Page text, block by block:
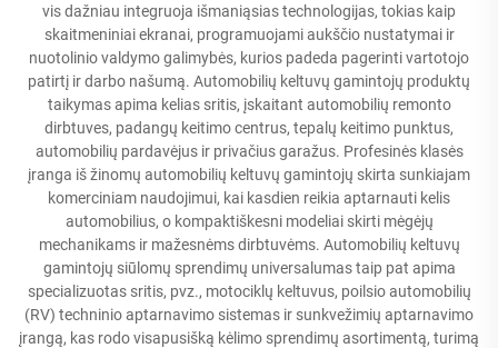
vis dažniau integruoja išmaniąsias technologijas, tokias kaip
skaitmeniniai ekranai, programuojami aukščio nustatymai ir
nuotolinio valdymo galimybės, kurios padeda pagerinti vartotojo
patirtį ir darbo našumą. Automobilių keltuvų gamintojų produktų
taikymas apima kelias sritis, įskaitant automobilių remonto
dirbtuves, padangų keitimo centrus, tepalų keitimo punktus,
automobilių pardavėjus ir privačius garažus. Profesinės klasės
įranga iš žinomų automobilių keltuvų gamintojų skirta sunkiajam
komerciniam naudojimui, kai kasdien reikia aptarnauti kelis
automobilius, o kompaktiškesni modeliai skirti mėgėjų
mechanikams ir mažesnėms dirbtuvėms. Automobilių keltuvų
gamintojų siūlomų sprendimų universalumas taip pat apima
specializuotas sritis, pvz., motociklų keltuvus, poilsio automobilių
(RV) techninio aptarnavimo sistemas ir sunkvežimių aptarnavimo
įrangą, kas rodo visapusišką kėlimo sprendimų asortimentą, turimą